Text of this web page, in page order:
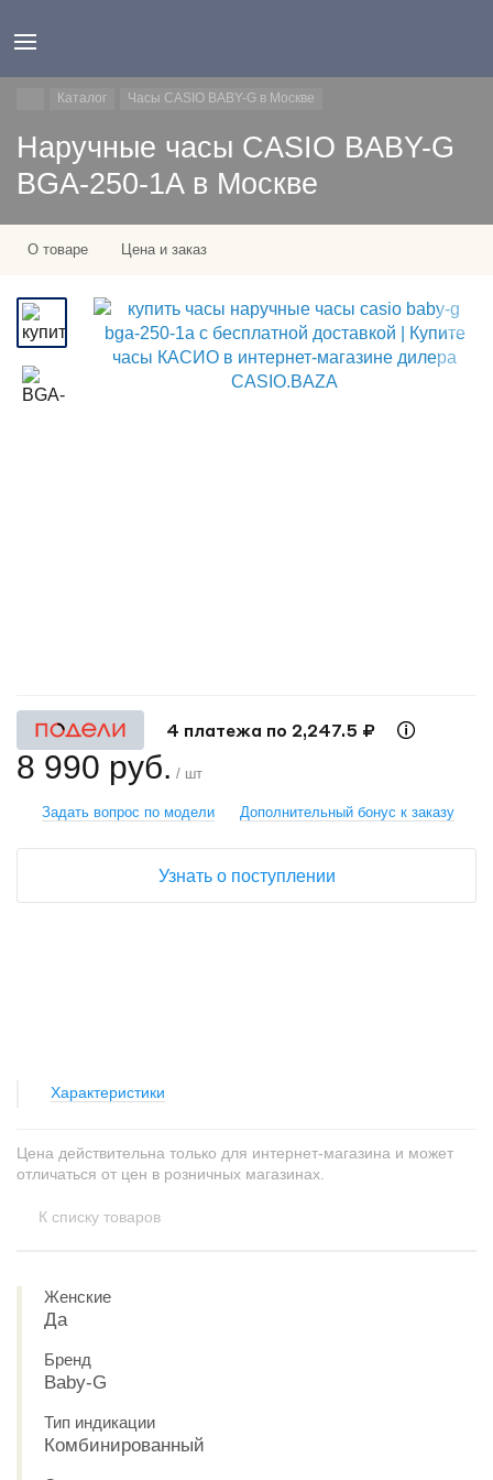
Каталог Часы CASIO BABY-G в Москве
Наручные часы CASIO BABY-G
BGA-250-1A в Москве
О товаре Цена и заказ
Характеристики
4 платежа по 2,247.5 ₽
8 990 руб. / шт
Задать вопрос по модели Дополнительный бонус к заказу
Узнать о поступлении
Цена действительна только для интернет-магазина и может
отличаться от цен в розничных магазинах.
К списку товаров
Женские
Да
Бренд
Baby-G
Тип индикации
Комбинированный